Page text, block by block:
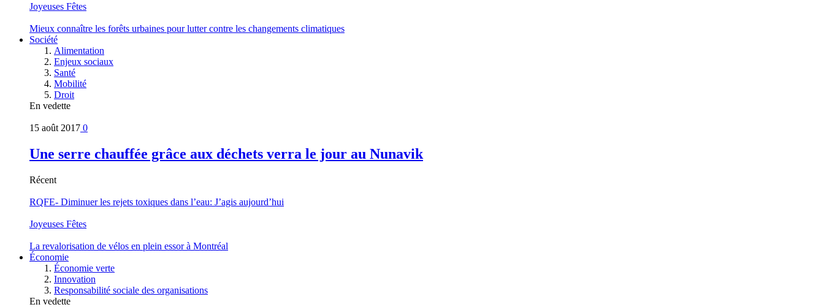
Joyeuses Fêtes
Mieux connaître les forêts urbaines pour lutter contre les changements climatiques
Société
Alimentation
Enjeux sociaux
Santé
Mobilité
Droit
En vedette
15 août 2017 0
Une serre chauffée grâce aux déchets verra le jour au Nunavik
Récent
RQFE- Diminuer les rejets toxiques dans l’eau: J’agis aujourd’hui
Joyeuses Fêtes
La revalorisation de vélos en plein essor à Montréal
Économie
Économie verte
Innovation
Responsabilité sociale des organisations
En vedette